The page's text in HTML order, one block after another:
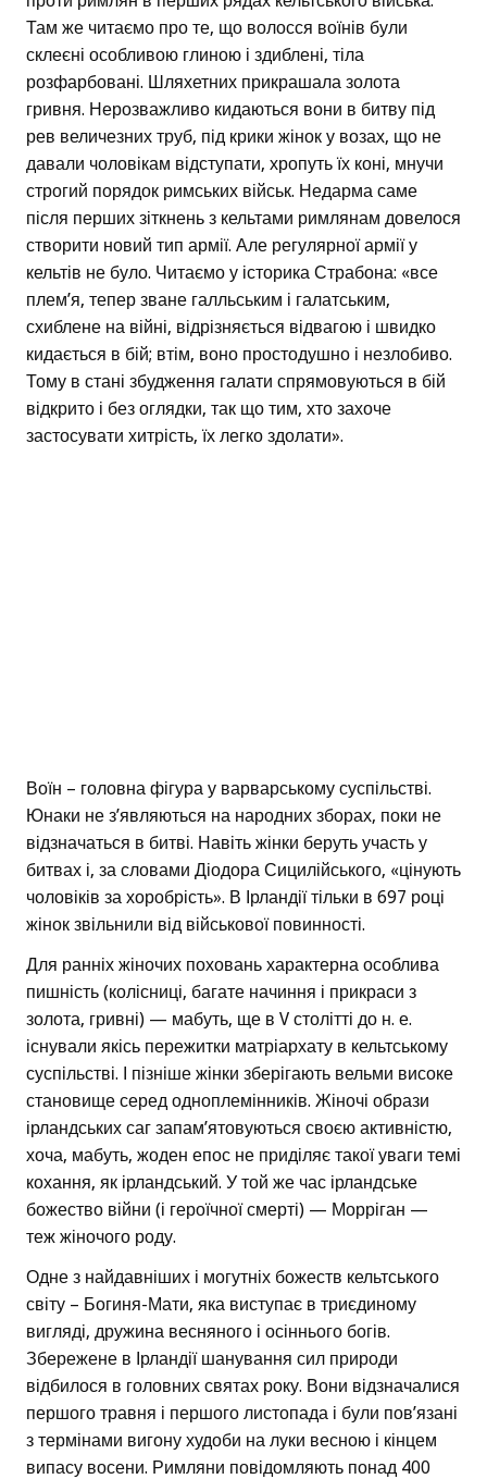
Там же читаємо про те, що волосся воїнів були
склеєні особливою глиною і здиблені, тіла
розфарбовані. Шляхетних прикрашала золота
гривня. Нерозважливо кидаються вони в битву під
рев величезних труб, під крики жінок у возах, що не
давали чоловікам відступати, хропуть їх коні, мнучи
строгий порядок римських військ. Недарма саме
після перших зіткнень з кельтами римлянам довелося
створити новий тип армії. Але регулярної армії у
кельтів не було. Читаємо у історика Страбона: «все
плем’я, тепер зване галльським і галатським,
схиблене на війні, відрізняється відвагою і швидко
кидається в бій; втім, воно простодушно і незлобиво.
Тому в стані збудження галати спрямовуються в бій
відкрито і без оглядки, так що тим, хто захоче
застосувати хитрість, їх легко здолати».
Воїн – головна фігура у варварському суспільстві.
Юнаки не з’являються на народних зборах, поки не
відзначаться в битві. Навіть жінки беруть участь у
битвах і, за словами Діодора Сицилійського, «цінують
чоловіків за хоробрість». В Ірландії тільки в 697 році
жінок звільнили від військової повинності.
Для ранніх жіночих поховань характерна особлива
пишність (колісниці, багате начиння і прикраси з
золота, гривні) — мабуть, ще в V столітті до н. е.
існували якісь пережитки матріархату в кельтському
суспільстві. І пізніше жінки зберігають вельми високе
становище серед одноплемінників. Жіночі образи
ірландських саг запам’ятовуються своєю активністю,
хоча, мабуть, жоден епос не приділяє такої уваги темі
кохання, як ірландський. У той же час ірландське
божество війни (і героїчної смерті) — Морріган —
теж жіночого роду.
Одне з найдавніших і могутніх божеств кельтського
світу – Богиня-Мати, яка виступає в триєдиному
вигляді, дружина весняного і осіннього богів.
Збережене в Ірландії шанування сил природи
відбилося в головних святах року. Вони відзначалися
першого травня і першого листопада і були пов’язані
з термінами вигону худоби на луки весною і кінцем
випасу восени. Римляни повідомляють понад 400